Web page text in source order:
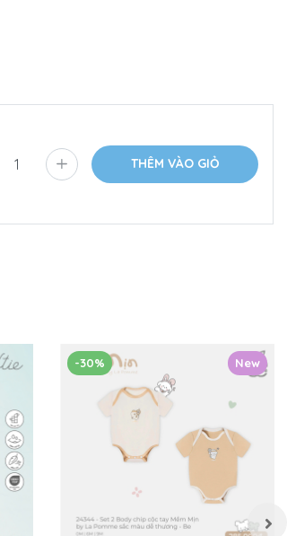
THÊM VÀO GIỎ
New
-30%